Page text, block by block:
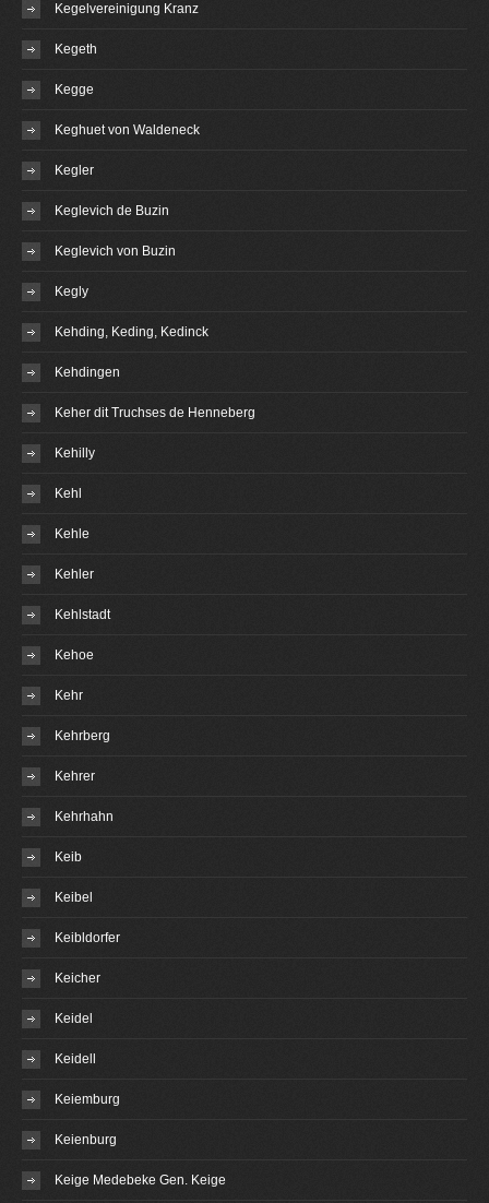
Kegelvereinigung Kranz
Kegeth
Kegge
Keghuet von Waldeneck
Kegler
Keglevich de Buzin
Keglevich von Buzin
Kegly
Kehding, Keding, Kedinck
Kehdingen
Keher dit Truchses de Henneberg
Kehilly
Kehl
Kehle
Kehler
Kehlstadt
Kehoe
Kehr
Kehrberg
Kehrer
Kehrhahn
Keib
Keibel
Keibldorfer
Keicher
Keidel
Keidell
Keiemburg
Keienburg
Keige Medebeke Gen. Keige